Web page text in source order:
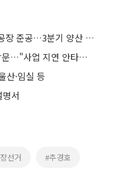
엘앤에프, 대구 국가산단 내 LFP 공장 준공…3분기 양산 돌입
李대통령, 대구경북신공항 부지 방문…"사업 지연 안타까워"
산·임실 등
명서
선거 #추경호